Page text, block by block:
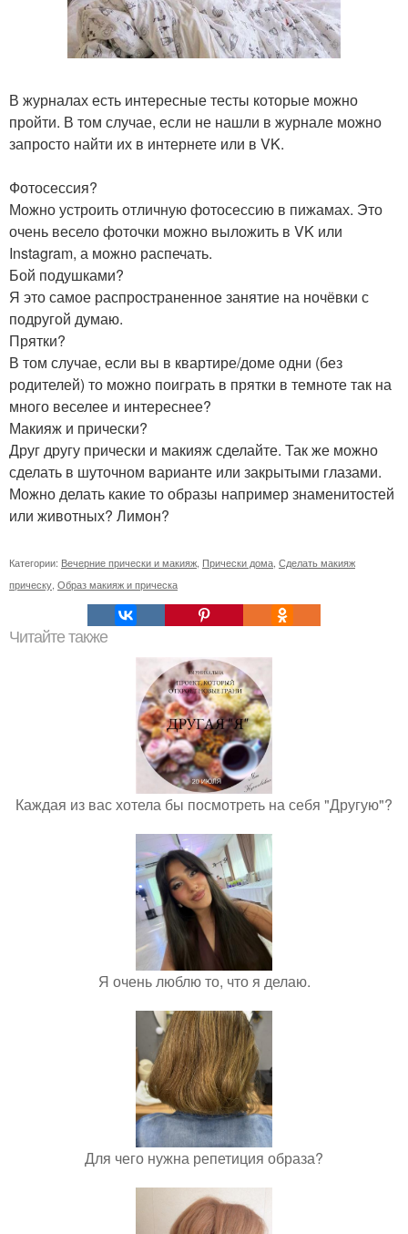
В журналах есть интересные тесты которые можно
пройти. В том случае, если не нашли в журнале можно
запросто найти их в интернете или в VK.
Фотосессия?
Можно устроить отличную фотосессию в пижамах. Это
очень весело фоточки можно выложить в VK или
Instagram, а можно распечать.
Бой подушками?
Я это самое распространенное занятие на ночёвки с
подругой думаю.
Прятки?
В том случае, если вы в квартире/доме одни (без
родителей) то можно поиграть в прятки в темноте так на
много веселее и интереснее?
Макияж и прически?
Друг другу прически и макияж сделайте. Так же можно
сделать в шуточном варианте или закрытыми глазами.
Можно делать какие то образы например знаменитостей
или животных? Лимон?
Категории: Вечерние прически и макияж Прически дома Сделать макияж
прическу Образ макияж и прическа
Читайте также
Каждая из вас хотела бы посмотреть на себя "Другую"?
Я очень люблю то, что я делаю.
Для чего нужна репетиция образа?